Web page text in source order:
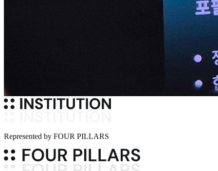
Represented by FOUR PILLARS